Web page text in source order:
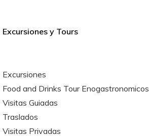
Excursiones y Tours
Excursiones
Food and Drinks Tour Enogastronomicos
Visitas Guiadas
Traslados
Visitas Privadas